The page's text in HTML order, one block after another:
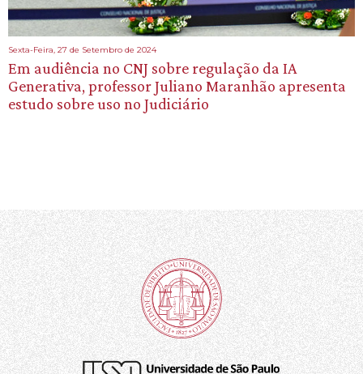
Sexta-Feira, 27 de Setembro de 2024
Em audiência no CNJ sobre regulação da IA
Generativa, professor Juliano Maranhão apresenta
estudo sobre uso no Judiciário